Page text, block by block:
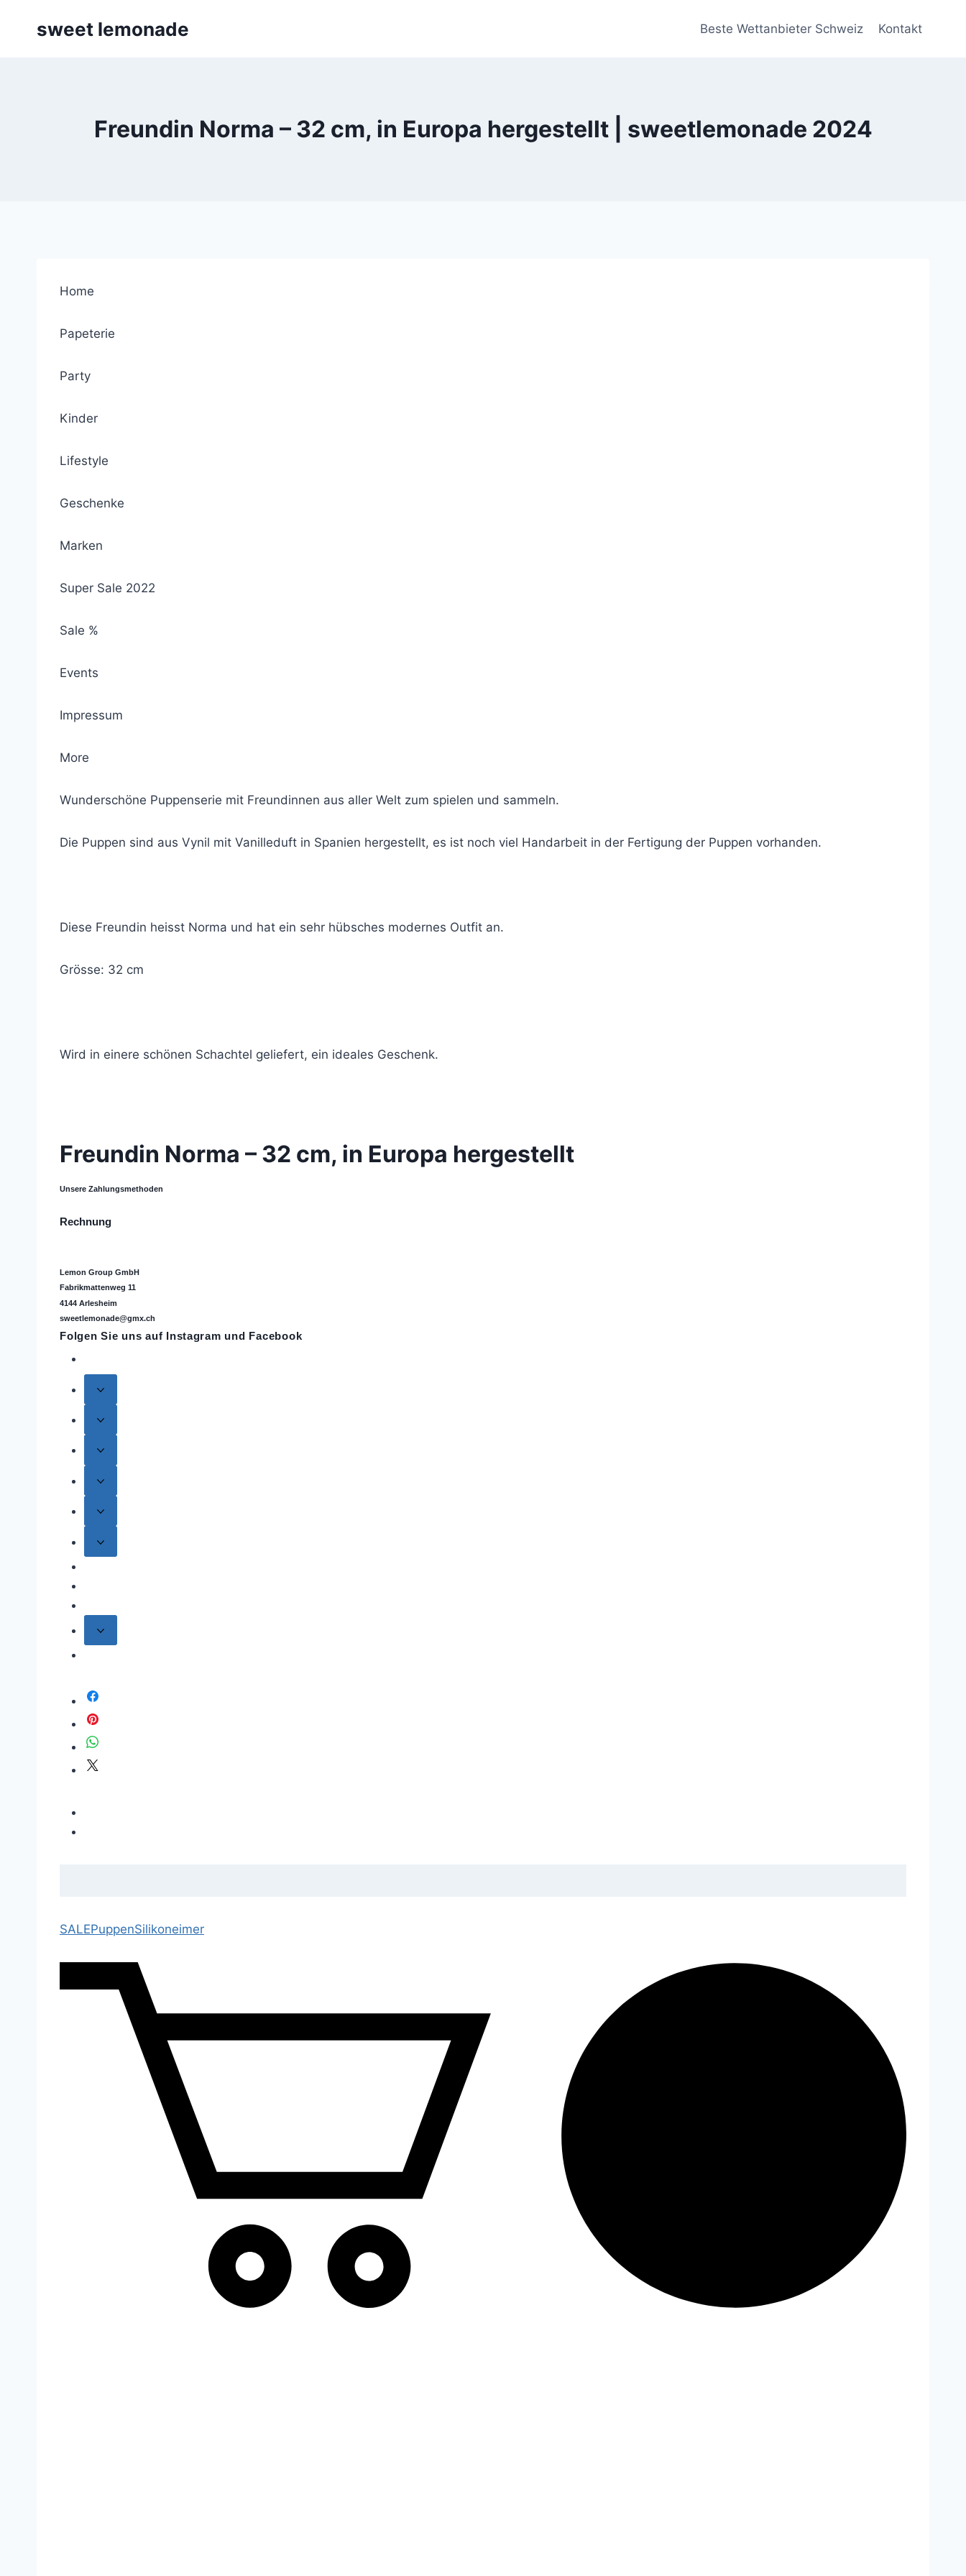
sweet lemonade Beste Wettanbieter Schweiz Kontakt
Freundin Norma – 32 cm, in Europa hergestellt | sweetlemonade 2024
Home
Papeterie
Party
Kinder
Lifestyle
Geschenke
Marken
Super Sale 2022
Sale %
Events
Impressum
More
Wunderschöne Puppenserie mit Freundinnen aus aller Welt zum spielen und sammeln.
Die Puppen sind aus Vynil mit Vanilleduft in Spanien hergestellt, es ist noch viel Handarbeit in der Fertigung der Puppen vorhanden.
Diese Freundin heisst Norma und hat ein sehr hübsches modernes Outfit an.
Grösse: 32 cm
Wird in einere schönen Schachtel geliefert, ein ideales Geschenk.
Freundin Norma – 32 cm, in Europa hergestellt
Unsere Zahlungsmethoden
Rechnung
Lemon Group GmbH
Fabrikmattenweg 11
4144 Arlesheim
sweetlemonade@gmx.ch
Folgen Sie uns auf Instagram und Facebook
SALEPuppenSilikoneimer